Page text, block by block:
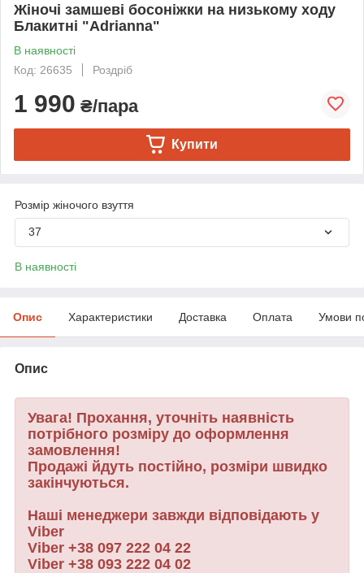
Жіночі замшеві босоніжки на низькому ходу
Блакитні "Adrianna"
В наявності
Код: 26635
Роздріб
1 990 ₴/пара
Купити
Розмір жіночого взуття
37
В наявності
Опис Характеристики Доставка Оплата Умови
Опис
Увага! Прохання, уточніть наявність
потрібного розміру до оформлення
замовлення!
Продажі йдуть постійно, розміри швидко
закінчуються.
Наші менеджери завжди відповідають у
Viber
Viber +38 097 222 04 22
Viber +38 093 222 04 02